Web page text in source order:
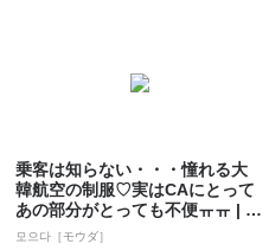
乗客は知らない・・・憧れる大
韓航空の制服♡実はCAにとって
あの部分がとっても不便ㅠㅠ | 韓
国情報...
모으다［モウダ］